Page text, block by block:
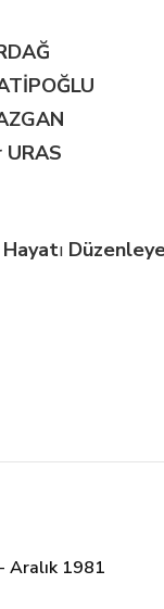
URAS
Hayatı
Aralık 1981